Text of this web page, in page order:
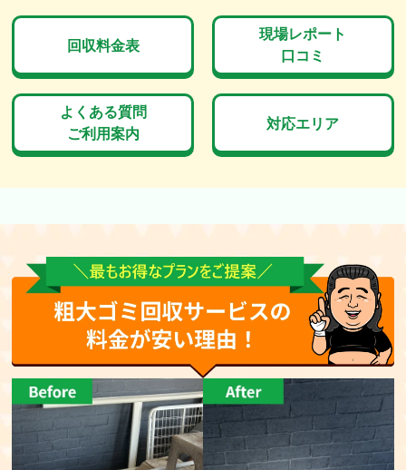
回収料金表
現場レポート
口コミ
よくある質問
ご利用案内
対応エリア